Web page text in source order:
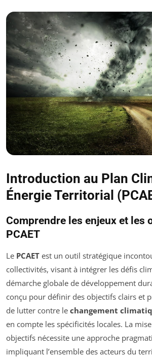
Introduction au Plan
Énergie Territorial
Comprendre les enjeux et les
PCAET
Le PCAET est un outil stratégique
collectivités, visant à intégrer les défis
démarche globale de développement
conçu pour définir des objectifs clairs et
de lutter contre le changement
en compte les spécificités locales. La
objectifs nécessite une approche
impliquant l’ensemble des acteurs du